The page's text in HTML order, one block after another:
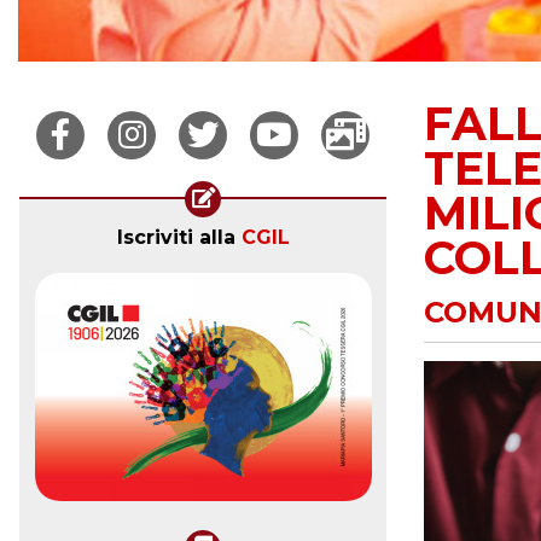
Iscriviti alla CGIL